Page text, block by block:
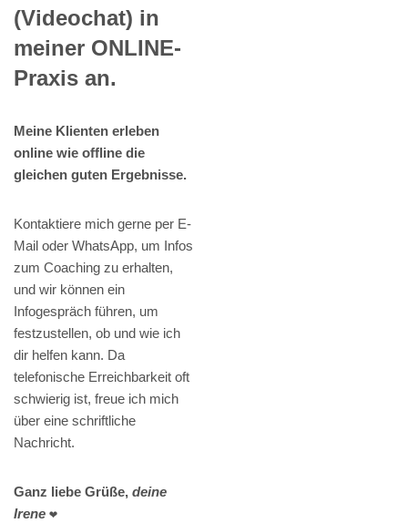
(Videochat) in
meiner ONLINE-
Praxis an.
Meine Klienten erleben
online wie offline die
gleichen guten Ergebnisse.
Kontaktiere mich gerne per E-
Mail oder WhatsApp, um Infos
zum Coaching zu erhalten,
und wir können ein
Infogespräch führen, um
festzustellen, ob und wie ich
dir helfen kann. Da
telefonische Erreichbarkeit oft
schwierig ist, freue ich mich
über eine schriftliche
Nachricht.
Ganz liebe Grüße, deine
Irene ❤️